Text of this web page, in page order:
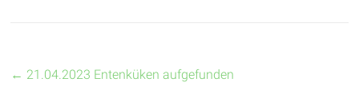
← 21.04.2023 Entenküken aufgefunden